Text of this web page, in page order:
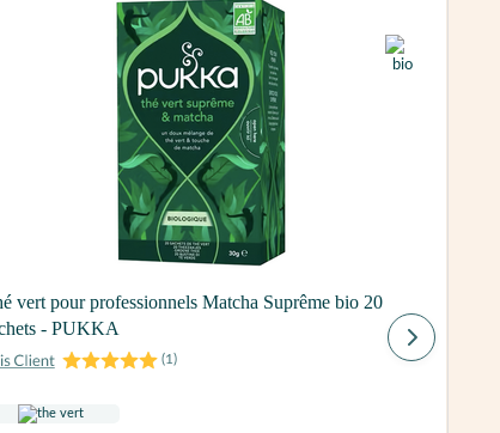
vert pour professionnels Matcha Suprême bio 20
- PUKKA
(1)